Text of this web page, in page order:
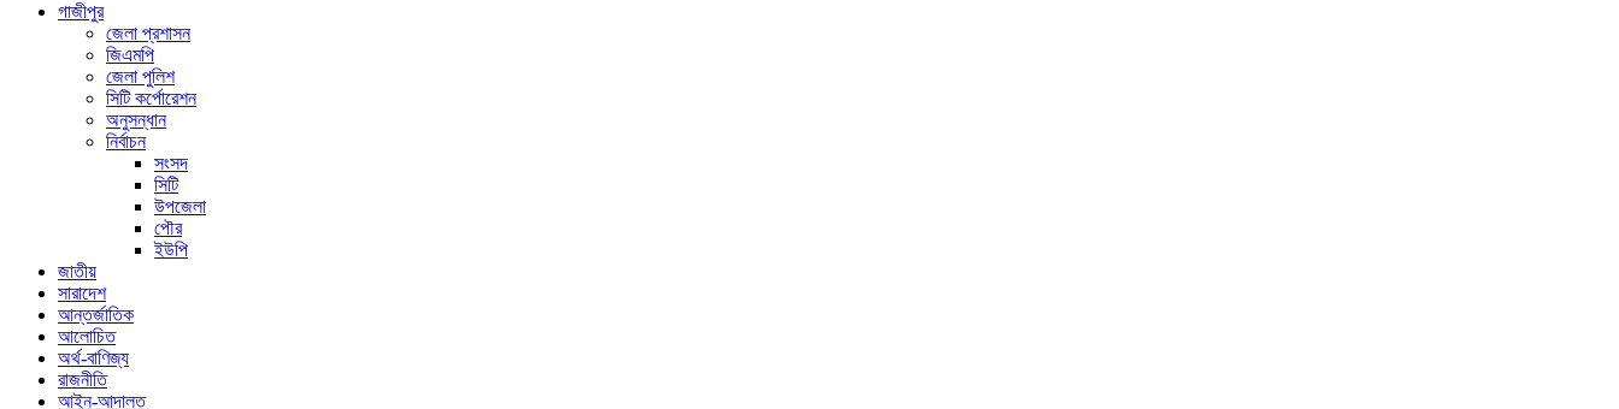
গাজীপুর
জেলা প্রশাসন
জিএমপি
জেলা পুলিশ
সিটি কর্পোরেশন
অনুসন্ধান
নির্বাচন
সংসদ
সিটি
উপজেলা
পৌর
ইউপি
জাতীয়
সারাদেশ
আন্তর্জাতিক
আলোচিত
অর্থ-বাণিজ্য
রাজনীতি
আইন-আদালত